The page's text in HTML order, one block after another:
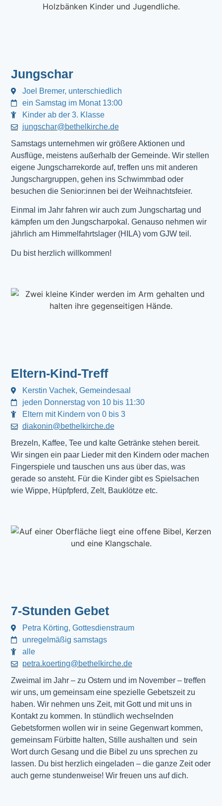
Jungschar
Joel Bremer, unterschiedlich
ein Samstag im Monat 13:00
Kinder ab der 3. Klasse
jungschar@bethelkirche.de
Samstags unternehmen wir größere Aktionen und
Ausflüge, meistens außerhalb der Gemeinde. Wir stellen
eigene Jungscharrekorde auf, treffen uns mit anderen
Jungschargruppen, gehen ins Schwimmbad oder
besuchen die Senior:innen bei der Weihnachtsfeier.
Einmal im Jahr fahren wir auch zum Jungschartag und
kämpfen um den Jungscharpokal. Genauso nehmen wir
jährlich am Himmelfahrtslager (HILA) vom GJW teil.
Du bist herzlich willkommen!
Eltern-Kind-Treff
Kerstin Vachek, Gemeindesaal
jeden Donnerstag von 10 bis 11:30
Eltern mit Kindern von 0 bis 3
diakonin@bethelkirche.de
Brezeln, Kaffee, Tee und kalte Getränke stehen bereit.
Wir singen ein paar Lieder mit den Kindern oder machen
Fingerspiele und tauschen uns aus über das, was
gerade so ansteht. Für die Kinder gibt es Spielsachen
wie Wippe, Hüpfpferd, Zelt, Bauklötze etc.
7-Stunden Gebet
Petra Körting, Gottesdienstraum
unregelmäßig samstags
alle
petra.koerting@bethelkirche.de
Zweimal im Jahr – zu Ostern und im November – treffen
wir uns, um gemeinsam eine spezielle Gebetszeit zu
haben. Wir nehmen uns Zeit, mit Gott und mit uns in
Kontakt zu kommen. In stündlich wechselnden
Gebetsformen wollen wir in seine Gegenwart kommen,
gemeinsam Fürbitte halten, Stille aushalten und sein
Wort durch Gesang und die Bibel zu uns sprechen zu
lassen. Du bist herzlich eingeladen – die ganze Zeit oder
auch gerne stundenweise! Wir freuen uns auf dich.